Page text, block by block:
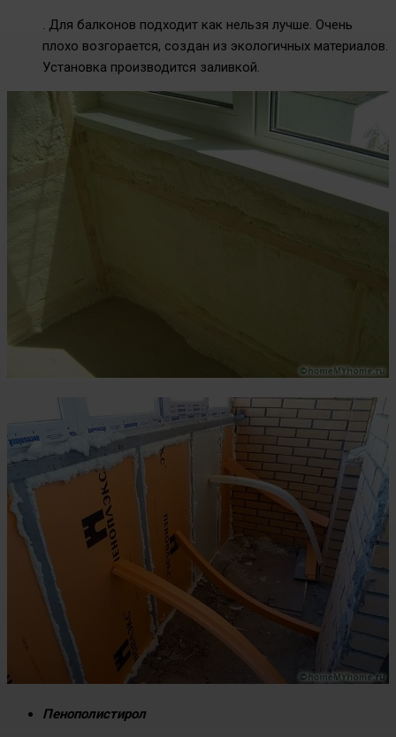
. Для балконов подходит как нельзя лучше. Очень
плохо возгорается, создан из экологичных материалов.
Установка производится заливкой.
Пенополистирол